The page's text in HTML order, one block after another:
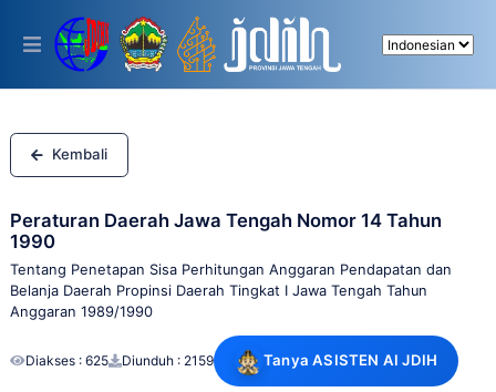
This
includes
accessibility
system.
Kembali
Peraturan Daerah Jawa Tengah Nomor 14 Tahun
1990
Tentang Penetapan Sisa Perhitungan Anggaran Pendapatan dan
Belanja Daerah Propinsi Daerah Tingkat I Jawa Tengah Tahun
Anggaran 1989/1990
Diakses : 625 Diunduh : 2159 Tanya ASISTEN AI JDIH